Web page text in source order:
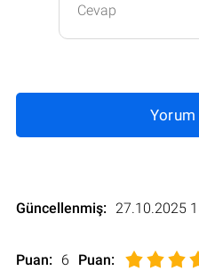
Cevap
Yorum
Güncellenmiş: 27.10.2025
Puan: 6 Puan: